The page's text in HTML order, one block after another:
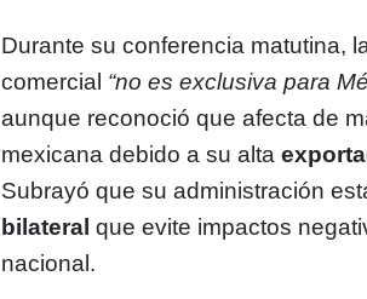
Durante su conferencia matutina,
comercial “no es exclusiva para
aunque reconoció que afecta de
mexicana debido a su alta
Subrayó que su administración
bilateral que evite impactos
nacional.